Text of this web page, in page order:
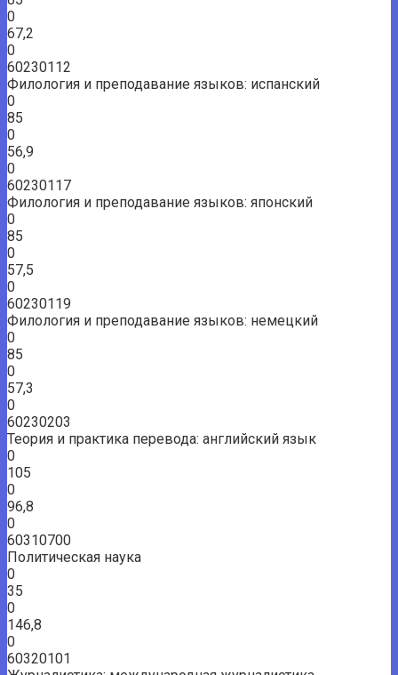
0
67,2
0
60230112
Филология и преподавание языков: испанский
0
85
0
56,9
0
60230117
Филология и преподавание языков: японский
0
85
0
57,5
0
60230119
Филология и преподавание языков: немецкий
0
85
0
57,3
0
60230203
Теория и практика перевода: английский язык
0
105
0
96,8
0
60310700
Политическая наука
0
35
0
146,8
0
60320101